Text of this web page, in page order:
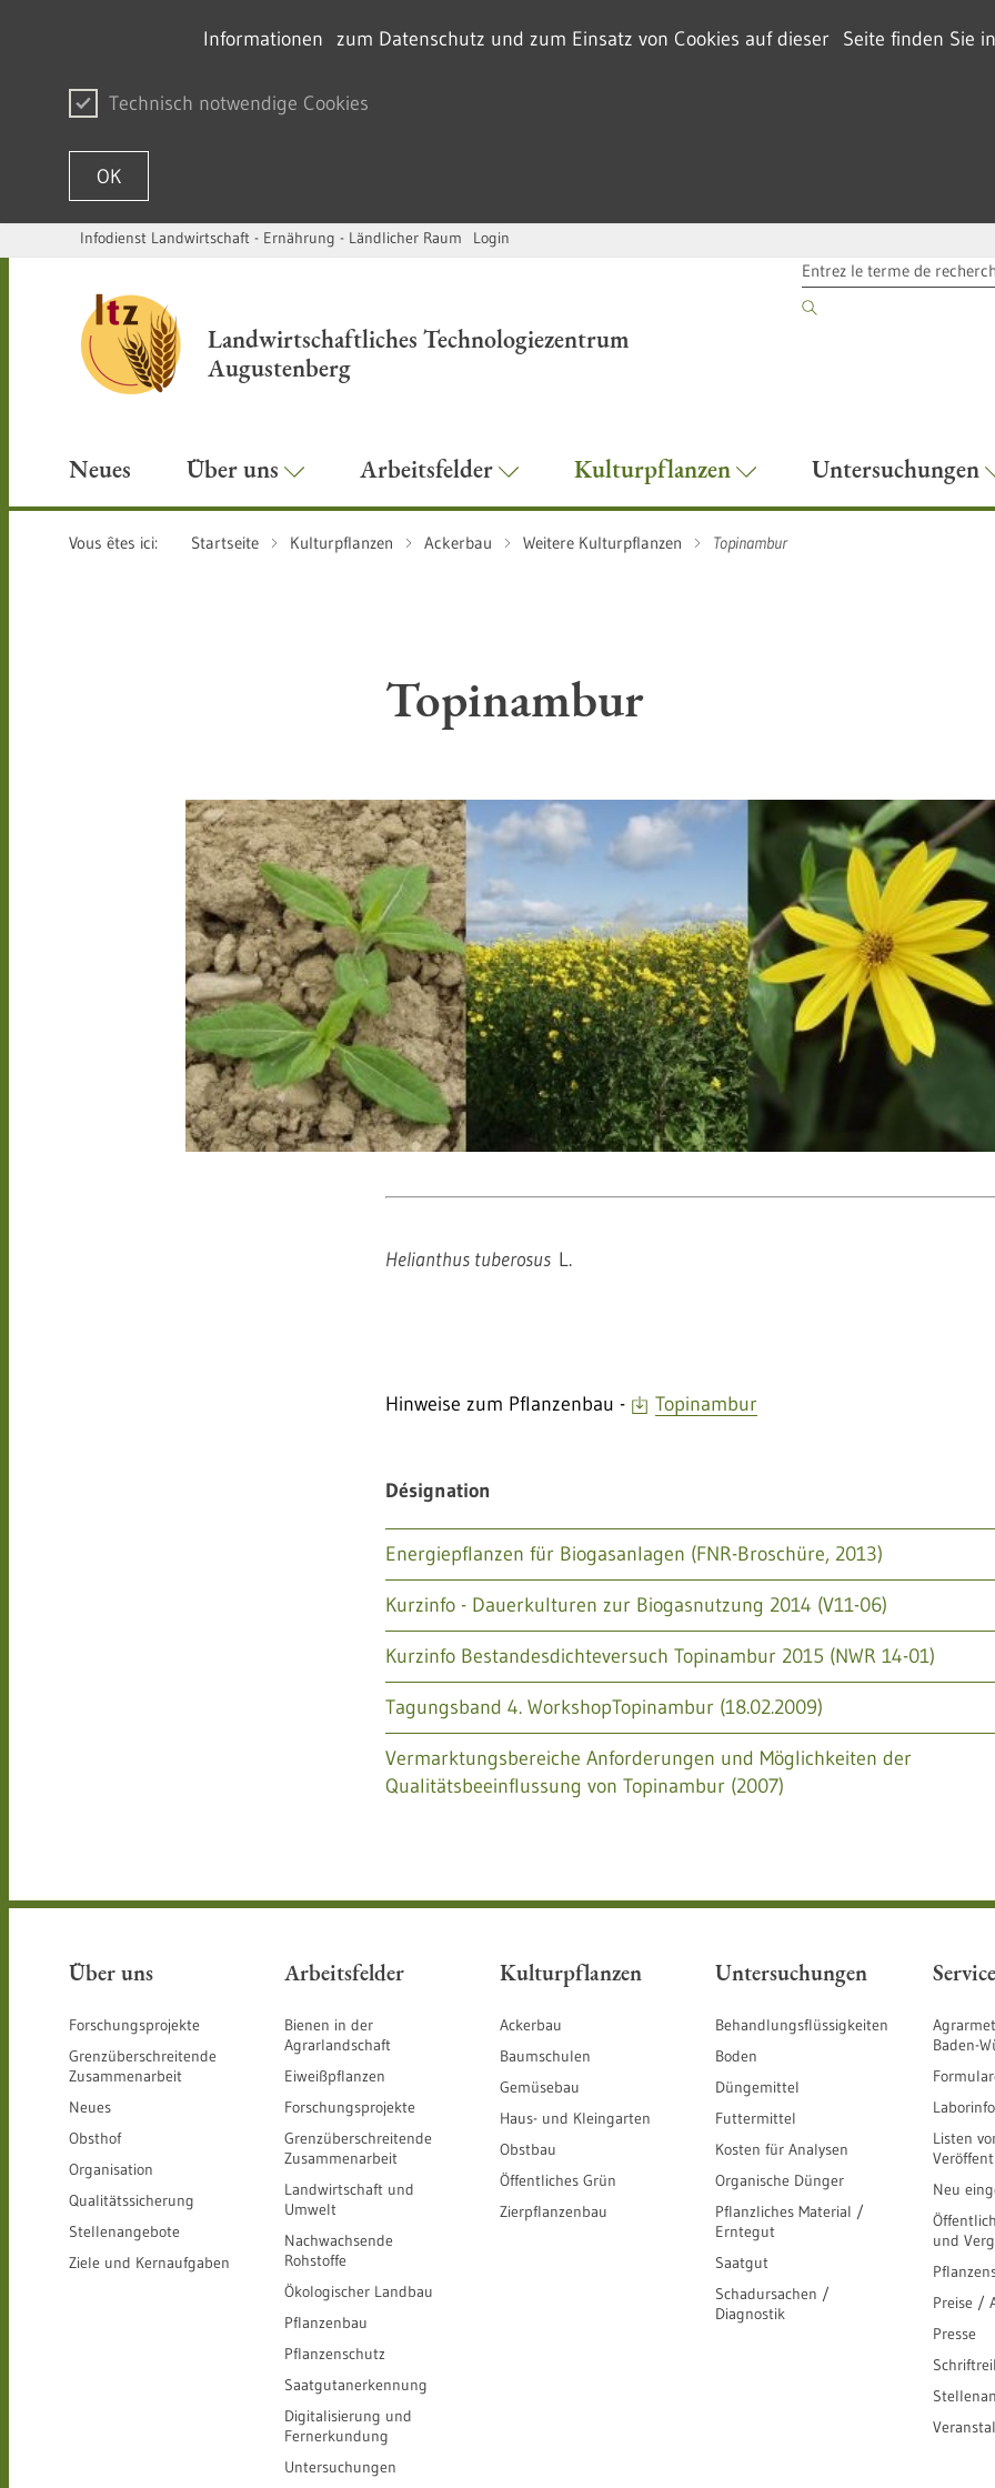
Informationen zum Datenschutz und zum Einsatz von Cookies auf dieser Seite finden Sie
Technisch notwendige Cookies
OK
Passer au contenu
Infodienst Landwirtschaft - Ernährung - Ländlicher Raum Login
Landwirtschaftliches Technologiezentrum
Augustenberg
TERME DE RECHERCHE
Neues Über uns Arbeitsfelder Kulturpflanzen Untersuchungen
Vous êtes ici: Startseite Kulturpflanzen Ackerbau Weitere Kulturpflanzen Topinambur
Topinambur
Helianthus tuberosus L.
Hinweise zum Pflanzenbau - Topinambur
Désignation
Energiepflanzen für Biogasanlagen (FNR-Broschüre, 2013)
Kurzinfo - Dauerkulturen zur Biogasnutzung 2014 (V11-06)
Kurzinfo Bestandesdichteversuch Topinambur 2015 (NWR 14-01)
Tagungsband 4. WorkshopTopinambur (18.02.2009)
Vermarktungsbereiche Anforderungen und Möglichkeiten der
Qualitätsbeeinflussung von Topinambur (2007)
Über uns
Forschungsprojekte
Grenzüberschreitende
Zusammenarbeit
Neues
Obsthof
Organisation
Qualitätssicherung
Stellenangebote
Ziele und Kernaufgaben
Arbeitsfelder
Bienen in der
Agrarlandschaft
Eiweißpflanzen
Forschungsprojekte
Grenzüberschreitende
Zusammenarbeit
Landwirtschaft und
Umwelt
Nachwachsende
Rohstoffe
Ökologischer Landbau
Pflanzenbau
Pflanzenschutz
Saatgutanerkennung
Digitalisierung und
Fernerkundung
Untersuchungen
Kulturpflanzen
Ackerbau
Baumschulen
Gemüsebau
Haus- und Kleingarten
Obstbau
Öffentliches Grün
Zierpflanzenbau
Untersuchungen
Behandlungsflüssigkeiten
Boden
Düngemittel
Futtermittel
Kosten für Analysen
Organische Dünger
Pflanzliches Material /
Erntegut
Saatgut
Schadursachen /
Diagnostik
Service
Baden-
Listen
Neu
und
Preise /
Presse